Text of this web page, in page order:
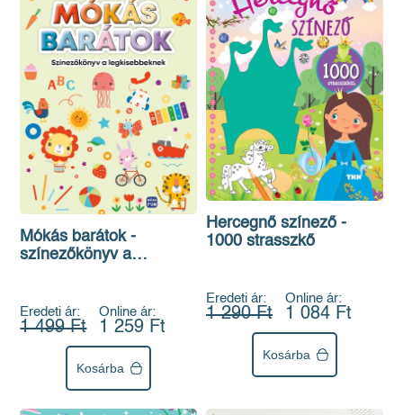
Mókás barátok -
színezőkönyv a
Eredeti ár:
1 499 Ft
Online ár:
1 259 Ft
Kosárba
Hercegnő színező -
1000 strasszkő
Eredeti ár:
1 290 Ft
Online ár:
1 084 Ft
Kosárba